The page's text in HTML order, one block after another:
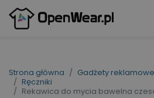
Strona główna Gadżety reklamowe
Ręczniki
Rekawica do mycia bawelna